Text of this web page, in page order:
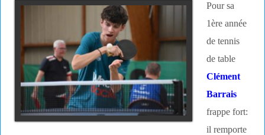
Pour sa
1ère année
de tennis
de table
Clément
Barrais
frappe fort:
il remporte